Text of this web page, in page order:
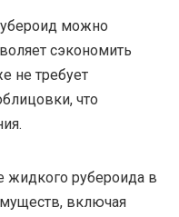
можно
сэкономить
не требует
что
жидкого рубероида в
включая